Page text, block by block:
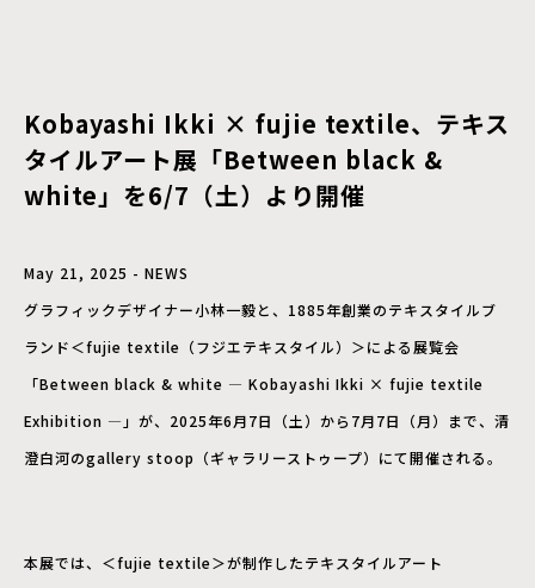
Kobayashi Ikki × fujie textile、テキス
タイルアート展「Between black &
white」を6/7（土）より開催
May 21, 2025 - NEWS
グラフィックデザイナー小林一毅と、1885年創業のテキスタイルブ
ランド＜fujie textile（フジエテキスタイル）＞による展覧会
「Between black & white ― Kobayashi Ikki × fujie textile
Exhibition ―」が、2025年6月7日（土）から7月7日（月）まで、清
澄白河のgallery stoop（ギャラリーストゥープ）にて開催される。
本展では、＜fujie textile＞が制作したテキスタイルアート